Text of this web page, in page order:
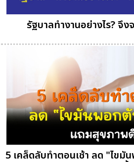
รัฐบาลทำงานอย่างไร? จึง
5 เคล็ดลับทำตอนเช้า ลด "ไขมั